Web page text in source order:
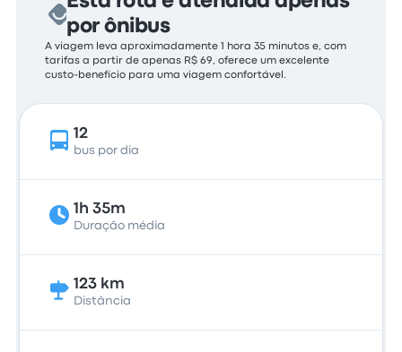
por ônibus
A viagem leva aproximadamente 1 hora 35 minutos e, com
tarifas a partir de apenas R$ 69, oferece um excelente
custo-benefício para uma viagem confortável.
12
bus por dia
1h 35m
Duração média
123 km
Distância